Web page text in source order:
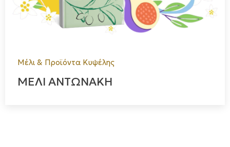
Μέλι & Προϊόντα Κυψέλης
ΜΕΛΙ ΑΝΤΩΝΑΚΗ